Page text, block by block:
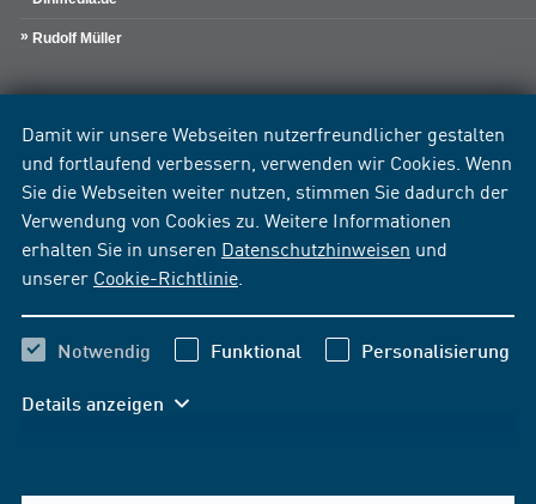
Damit wir unsere Webseiten nutzerfreundlicher gestalten
und fortlaufend verbessern, verwenden wir Cookies. Wenn
Sie die Webseiten weiter nutzen, stimmen Sie dadurch der
Verwendung von Cookies zu. Weitere Informationen
erhalten Sie in unseren Datenschutzhinweisen und
unserer Cookie-Richtlinie
Notwendig Funktional Personalisierung
Details anzeigen
Rudolf Müller